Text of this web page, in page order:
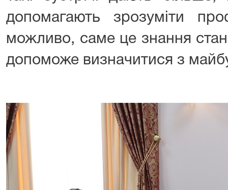
допомагають зрозуміти
можливо, саме це знання
допоможе визначитися з